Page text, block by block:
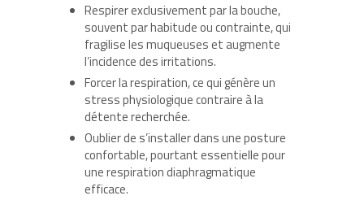
Respirer exclusivement par la bouche,
souvent par habitude ou contrainte, qui
fragilise les muqueuses et augmente
l’incidence des irritations.
Forcer la respiration, ce qui génère un
stress physiologique contraire à la
détente recherchée.
Oublier de s’installer dans une posture
confortable, pourtant essentielle pour
une respiration diaphragmatique
efficace.